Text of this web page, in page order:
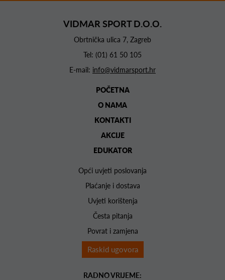
VIDMAR SPORT D.O.O.
Obrtnička ulica 7, Zagreb
Tel: (01) 61 50 105
E-mail: info@vidmarsport.hr
POČETNA
O NAMA
KONTAKTI
AKCIJE
EDUKATOR
Opći uvjeti poslovanja
Plaćanje i dostava
Uvjeti korištenja
Česta pitanja
Povrat i zamjena
Raskid ugovora
RADNO VRIJEME: